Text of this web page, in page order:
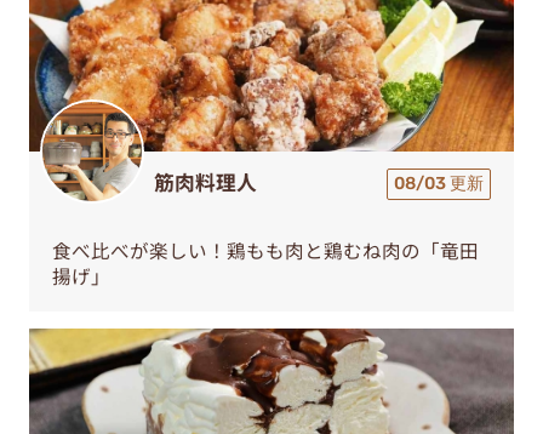
筋肉料理人 08/03 更新
食べ比べが楽しい！鶏もも肉と鶏むね肉の「竜田
揚げ」